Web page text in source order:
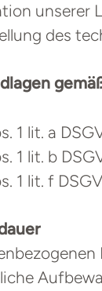
unserer
des
1 lit. a
1 lit. b
1 lit. f